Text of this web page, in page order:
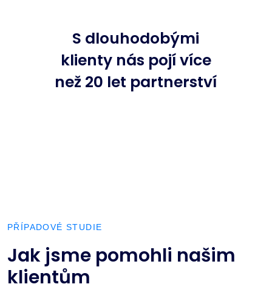
S dlouhodobými
klienty nás pojí více
než 20 let partnerství
PŘÍPADOVÉ STUDIE
Jak jsme pomohli našim
klientům